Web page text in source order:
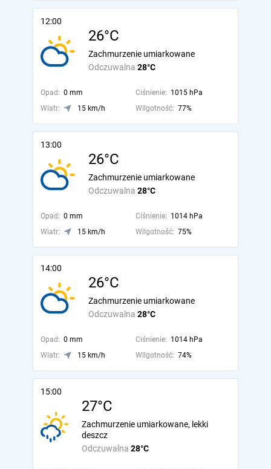
12:00
26°C
Odczuwalna 28°C
Zachmurzenie umiarkowane
Opad: 0 mm Ciśnienie: 1015 hPa
Wiatr:
15 km/h Wilgotność: 77%
13:00
26°C
Odczuwalna 28°C
Zachmurzenie umiarkowane
Opad: 0 mm Ciśnienie: 1014 hPa
Wiatr:
15 km/h Wilgotność: 75%
14:00
26°C
Odczuwalna 28°C
Zachmurzenie umiarkowane
Opad: 0 mm Ciśnienie: 1014 hPa
Wiatr:
15 km/h Wilgotność: 74%
15:00
27°C
Odczuwalna 28°C
Zachmurzenie umiarkowane, lekki
deszcz